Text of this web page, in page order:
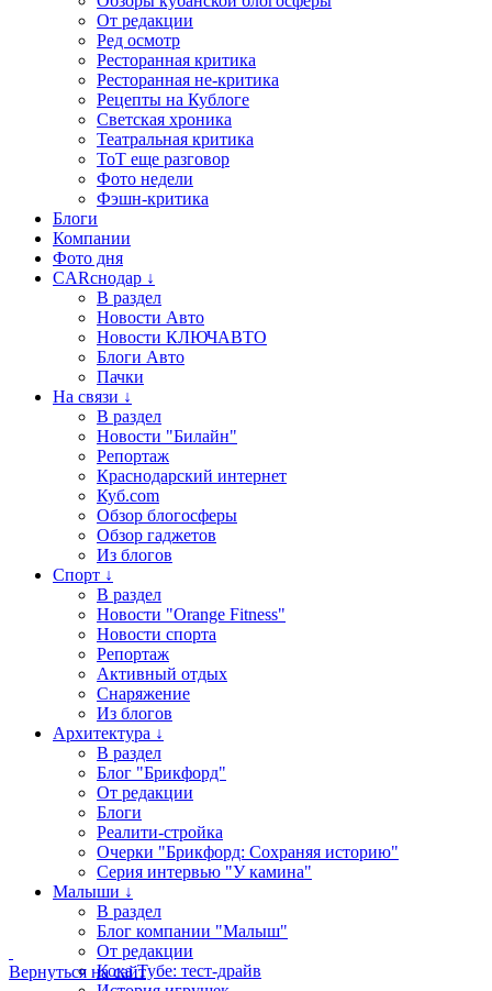
Вернуться на сайт
От редакции
Ред осмотр
Ресторанная критика
Ресторанная не-критика
Рецепты на Кублоге
Светская хроника
Театральная критика
ТоТ еще разговор
Фото недели
Фэшн-критика
Блоги
Компании
Фото дня
CARснодар ↓
В раздел
Новости Авто
Новости КЛЮЧАВТО
Блоги Авто
Пачки
На связи ↓
В раздел
Новости "Билайн"
Репортаж
Краснодарский интернет
Куб.com
Обзор блогосферы
Обзор гаджетов
Из блогов
Спорт ↓
В раздел
Новости "Orange Fitness"
Новости спорта
Репортаж
Активный отдых
Снаряжение
Из блогов
Архитектура ↓
В раздел
Блог "Брикфорд"
От редакции
Блоги
Реалити-стройка
Очерки "Брикфорд: Сохраняя историю"
Серия интервью "У камина"
Малыши ↓
В раздел
Блог компании "Малыш"
От редакции
Кока Тубе: тест-драйв